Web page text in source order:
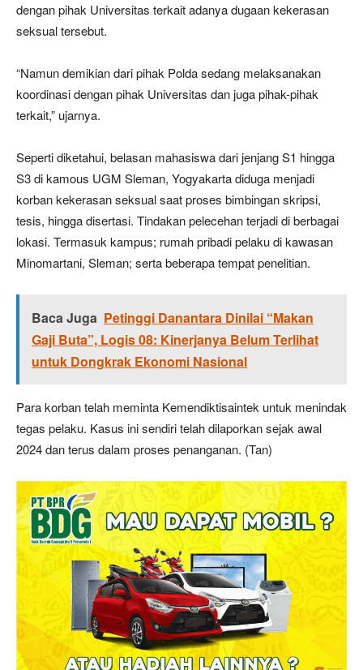
dengan pihak Universitas terkait adanya dugaan kekerasan
seksual tersebut.
“Namun demikian dari pihak Polda sedang melaksanakan
koordinasi dengan pihak Universitas dan juga pihak-pihak
terkait,” ujarnya.
Seperti diketahui, belasan mahasiswa dari jenjang S1 hingga
S3 di kamous UGM Sleman, Yogyakarta diduga menjadi
korban kekerasan seksual saat proses bimbingan skripsi,
tesis, hingga disertasi. Tindakan pelecehan terjadi di berbagai
lokasi. Termasuk kampus; rumah pribadi pelaku di kawasan
Minomartani, Sleman; serta beberapa tempat penelitian.
Baca Juga Petinggi Danantara Dinilai “Makan
Gaji Buta”, Logis 08: Kinerjanya Belum Terlihat
untuk Dongkrak Ekonomi Nasional
Para korban telah meminta Kemendiktisaintek untuk menindak
tegas pelaku. Kasus ini sendiri telah dilaporkan sejak awal
2024 dan terus dalam proses penanganan. (Tan)